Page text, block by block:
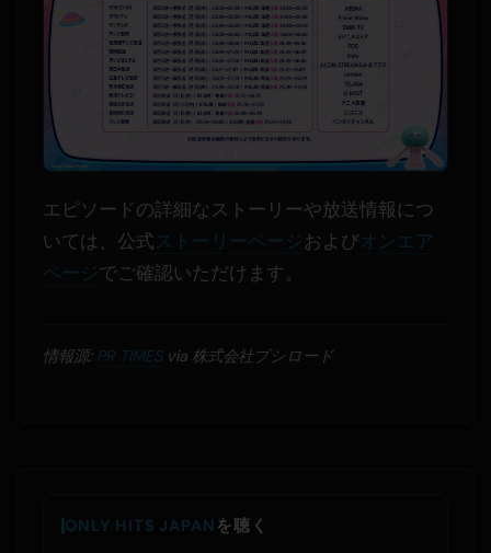
エピソードの詳細なストーリーや放送情報につ
いては、公式ストーリーページおよびオンエア
ページでご確認いただけます。
情報源: PR TIMESvia 株式会社ブシロード
ONLY HITS JAPAN を聴く